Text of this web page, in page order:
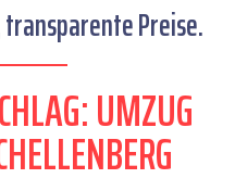
Preise.
UMZUG